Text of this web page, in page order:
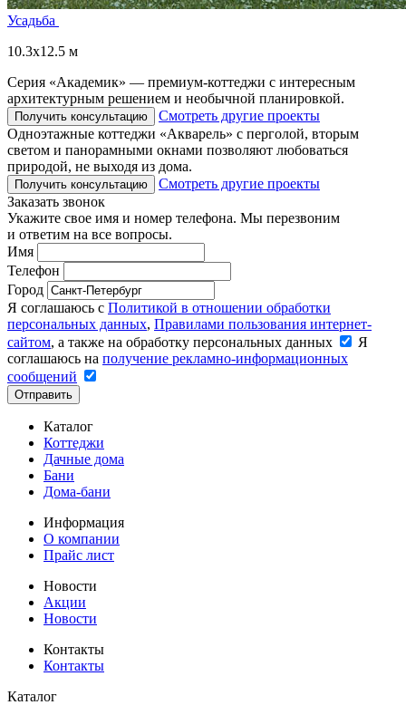
Усадьба
10.3x12.5 м
Серия «Академик» — премиум-коттеджи с интересным
архитектурным решением и необычной планировкой.
Получить консультацию
Смотреть другие проекты
Одноэтажные коттеджи «Акварель» с перголой, вторым
светом и панорамными окнами позволяют любоваться
природой, не выходя из дома.
Получить консультацию
Смотреть другие проекты
Заказать звонок
Укажите свое имя и номер телефона. Мы перезвоним
и ответим на все вопросы.
Имя
Телефон
Город
Я соглашаюсь с Политикой в отношении обработки
персональных данных, Правилами пользования интернет-
сайтом, а также на обработку персональных данных
Я
соглашаюсь на получение рекламно-информационных
сообщений
Отправить
Каталог
Коттеджи
Дачные дома
Бани
Дома-бани
Информация
О компании
Прайс лист
Новости
Акции
Новости
Контакты
Контакты
Каталог